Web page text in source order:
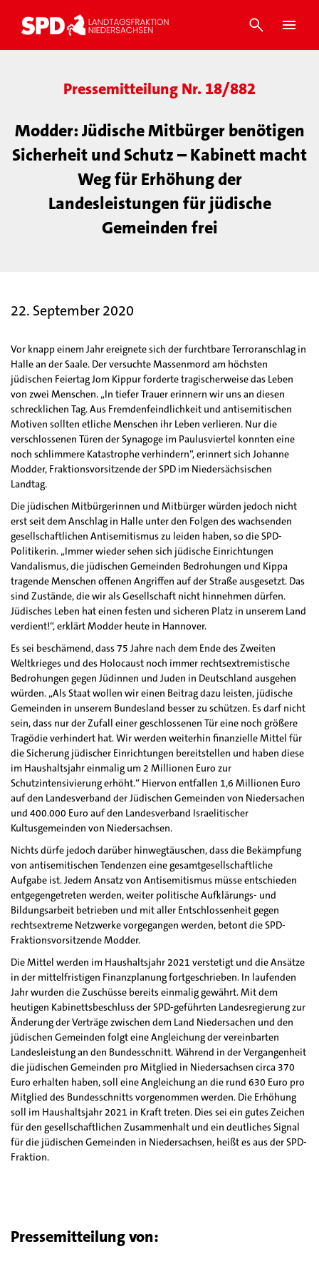
Pressemitteilung Nr. 18/882
Modder: Jüdische Mitbürger benötigen
Sicherheit und Schutz – Kabinett macht
Weg für Erhöhung der
Landesleistungen für jüdische
Gemeinden frei
22. September 2020
Vor knapp einem Jahr ereignete sich der furchtbare Terroranschlag in
Halle an der Saale. Der versuchte Massenmord am höchsten
jüdischen Feiertag Jom Kippur forderte tragischerweise das Leben
von zwei Menschen. „In tiefer Trauer erinnern wir uns an diesen
schrecklichen Tag. Aus Fremdenfeindlichkeit und antisemitischen
Motiven sollten etliche Menschen ihr Leben verlieren. Nur die
verschlossenen Türen der Synagoge im Paulusviertel konnten eine
noch schlimmere Katastrophe verhindern“, erinnert sich Johanne
Modder, Fraktionsvorsitzende der SPD im Niedersächsischen
Landtag.
Die jüdischen Mitbürgerinnen und Mitbürger würden jedoch nicht
erst seit dem Anschlag in Halle unter den Folgen des wachsenden
gesellschaftlichen Antisemitismus zu leiden haben, so die SPD-
Politikerin. „Immer wieder sehen sich jüdische Einrichtungen
Vandalismus, die jüdischen Gemeinden Bedrohungen und Kippa
tragende Menschen offenen Angriffen auf der Straße ausgesetzt. Das
sind Zustände, die wir als Gesellschaft nicht hinnehmen dürfen.
Jüdisches Leben hat einen festen und sicheren Platz in unserem Land
verdient!“, erklärt Modder heute in Hannover.
Es sei beschämend, dass 75 Jahre nach dem Ende des Zweiten
Weltkrieges und des Holocaust noch immer rechtsextremistische
Bedrohungen gegen Jüdinnen und Juden in Deutschland ausgehen
würden. „Als Staat wollen wir einen Beitrag dazu leisten, jüdische
Gemeinden in unserem Bundesland besser zu schützen. Es darf nicht
sein, dass nur der Zufall einer geschlossenen Tür eine noch größere
Tragödie verhindert hat. Wir werden weiterhin finanzielle Mittel für
die Sicherung jüdischer Einrichtungen bereitstellen und haben diese
im Haushaltsjahr einmalig um 2 Millionen Euro zur
Schutzintensivierung erhöht.“ Hiervon entfallen 1,6 Millionen Euro
auf den Landesverband der Jüdischen Gemeinden von Niedersachen
und 400.000 Euro auf den Landesverband Israelitischer
Kultusgemeinden von Niedersachsen.
Nichts dürfe jedoch darüber hinwegtäuschen, dass die Bekämpfung
von antisemitischen Tendenzen eine gesamtgesellschaftliche
Aufgabe ist. Jedem Ansatz von Antisemitismus müsse entschieden
entgegengetreten werden, weiter politische Aufklärungs- und
Bildungsarbeit betrieben und mit aller Entschlossenheit gegen
rechtsextreme Netzwerke vorgegangen werden, betont die SPD-
Fraktionsvorsitzende Modder.
Die Mittel werden im Haushaltsjahr 2021 verstetigt und die Ansätze
in der mittelfristigen Finanzplanung fortgeschrieben. In laufenden
Jahr wurden die Zuschüsse bereits einmalig gewährt. Mit dem
heutigen Kabinettsbeschluss der SPD-geführten Landesregierung zur
Änderung der Verträge zwischen dem Land Niedersachen und den
jüdischen Gemeinden folgt eine Angleichung der vereinbarten
Landesleistung an den Bundesschnitt. Während in der Vergangenheit
die jüdischen Gemeinden pro Mitglied in Niedersachsen circa 370
Euro erhalten haben, soll eine Angleichung an die rund 630 Euro pro
Mitglied des Bundesschnitts vorgenommen werden. Die Erhöhung
soll im Haushaltsjahr 2021 in Kraft treten. Dies sei ein gutes Zeichen
für den gesellschaftlichen Zusammenhalt und ein deutliches Signal
für die jüdischen Gemeinden in Niedersachsen, heißt es aus der SPD-
Fraktion.
Pressemitteilung von: